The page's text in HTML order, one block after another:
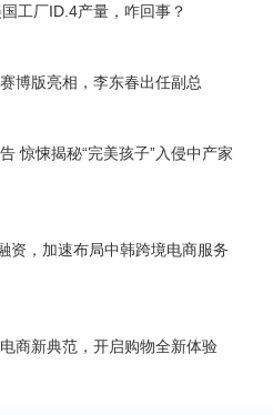
工厂ID.4产量，咋回事？
博版亮相，李东春出任副总
惊悚揭秘“完美孩子”入侵中产家
资，加速布局中韩跨境电商服务
商新典范，开启购物全新体验